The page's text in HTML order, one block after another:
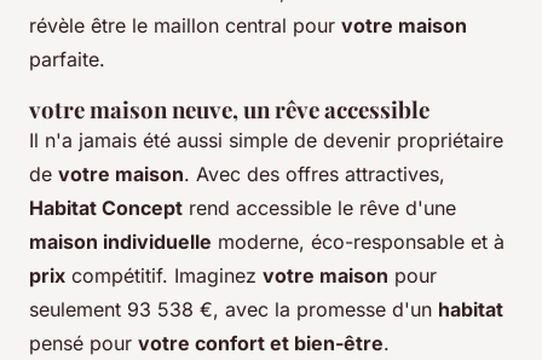
révèle être le maillon central pour votre maison
parfaite.
votre maison neuve, un rêve accessible
Il n'a jamais été aussi simple de devenir propriétaire
de votre maison. Avec des offres attractives,
Habitat Concept rend accessible le rêve d'une
maison individuelle moderne, éco-responsable et à
prix compétitif. Imaginez votre maison pour
seulement 93 538 €, avec la promesse d'un habitat
pensé pour votre confort et bien-être.